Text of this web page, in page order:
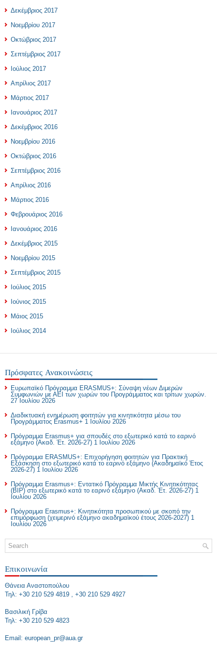
Δεκέμβριος 2017
Νοεμβρίου 2017
Οκτώβριος 2017
Σεπτέμβριος 2017
Ιούλιος 2017
Απρίλιος 2017
Μάρτιος 2017
Ιανουάριος 2017
Δεκέμβριος 2016
Νοεμβρίου 2016
Οκτώβριος 2016
Σεπτέμβριος 2016
Απρίλιος 2016
Μάρτιος 2016
Φεβρουάριος 2016
Ιανουάριος 2016
Δεκέμβριος 2015
Νοεμβρίου 2015
Σεπτέμβριος 2015
Ιούλιος 2015
Ιούνιος 2015
Μάιος 2015
Ιούλιος 2014
Πρόσφατες Ανακοινώσεις
Ευρωπαϊκό Πρόγραμμα ERASMUS+: Σύναψη νέων Διμερών
Συμφωνιών με ΑΕΙ των χωρών του Προγράμματος και τρίτων χωρών.
27 Ιουλίου 2026
Διαδικτυακή ενημέρωση φοιτητών για κινητικότητα μέσω του
Προγράμματος Erasmus+ 1 Ιουλίου 2026
Πρόγραμμα Erasmus+ για σπουδές στο εξωτερικό κατά το εαρινό
εξάμηνο (Ακαδ. Έτ. 2026-27) 1 Ιουλίου 2026
Πρόγραμμα ERASMUS+: Επιχορήγηση φοιτητών για Πρακτική
Εξάσκηση στο εξωτερικό κατά το εαρινό εξάμηνο (Ακαδημαϊκό Έτος
2026-27) 1 Ιουλίου 2026
Πρόγραμμα Erasmus+: Εντατικό Πρόγραμμα Μικτής Κινητικότητας
(BIP) στο εξωτερικό κατά το εαρινό εξάμηνο (Ακαδ. Έτ. 2026-27) 1
Ιουλίου 2026
Πρόγραμμα Erasmus+: Κινητικότητα προσωπικού με σκοπό την
επιμόρφωση (χειμερινό εξάμηνο ακαδημαϊκού έτους 2026-2027) 1
Ιουλίου 2026
Επικοινωνία
Θάνεια Αναστοπούλου
Τηλ: +30 210 529 4819 , +30 210 529 4927
Bασιλική Γρίβα
Τηλ: +30 210 529 4823
Εmail: european_pr@aua.gr